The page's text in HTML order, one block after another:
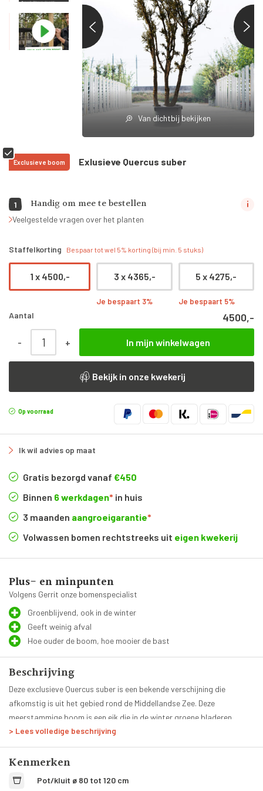
Van dichtbij bekijken
Exclusieve boom Exlusieve Quercus suber
1 Handig om mee te bestellen
Veelgestelde vragen over het planten
Staffelkorting Bespaar tot wel 5% korting (bij min. 5 stuks)
1 x 4500,- 3 x 4365,-
Je bespaart 3%
5 x 4275,-
Je bespaart 5%
Aantal 4500,-
- + In mijn winkelwagen
Bekijk in onze kwekerij
Op voorraad
Ik wil advies op maat
Gratis bezorgd vanaf €450
Binnen 6 werkdagen* in huis
3 maanden aangroeigarantie*
Volwassen bomen rechtstreeks uit eigen kwekerij
Plus- en minpunten
Volgens Gerrit onze bomenspecialist
Groenblijvend, ook in de winter
Geeft weinig afval
Hoe ouder de boom, hoe mooier de bast
Beschrijving
Deze exclusieve Quercus suber is een bekende verschijning die
afkomstig is uit het gebied rond de Middellandse Zee. Deze
meerstammige boom is een eik die in de winter groene bladeren
behoudt. Een andere benaming is de ‘kurkeik’ omdat de schors
traditioneel eens per zeven jaar verwijderd wordt voor de productie
van kurk. Het is een grijsbruine schors die zacht aanvoelt en vanaf
> Lees volledige beschrijving
Kenmerken
Pot/kluit ø 80 tot 120 cm